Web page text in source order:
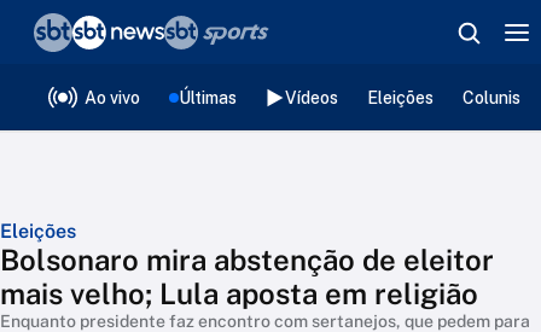
Ao vivo Últimas Vídeos Eleições
Eleições
Bolsonaro mira abstenção de eleitor
mais velho; Lula aposta em religião
Enquanto presidente faz encontro com sertanejos, que pedem para
❮voltar
Editorias